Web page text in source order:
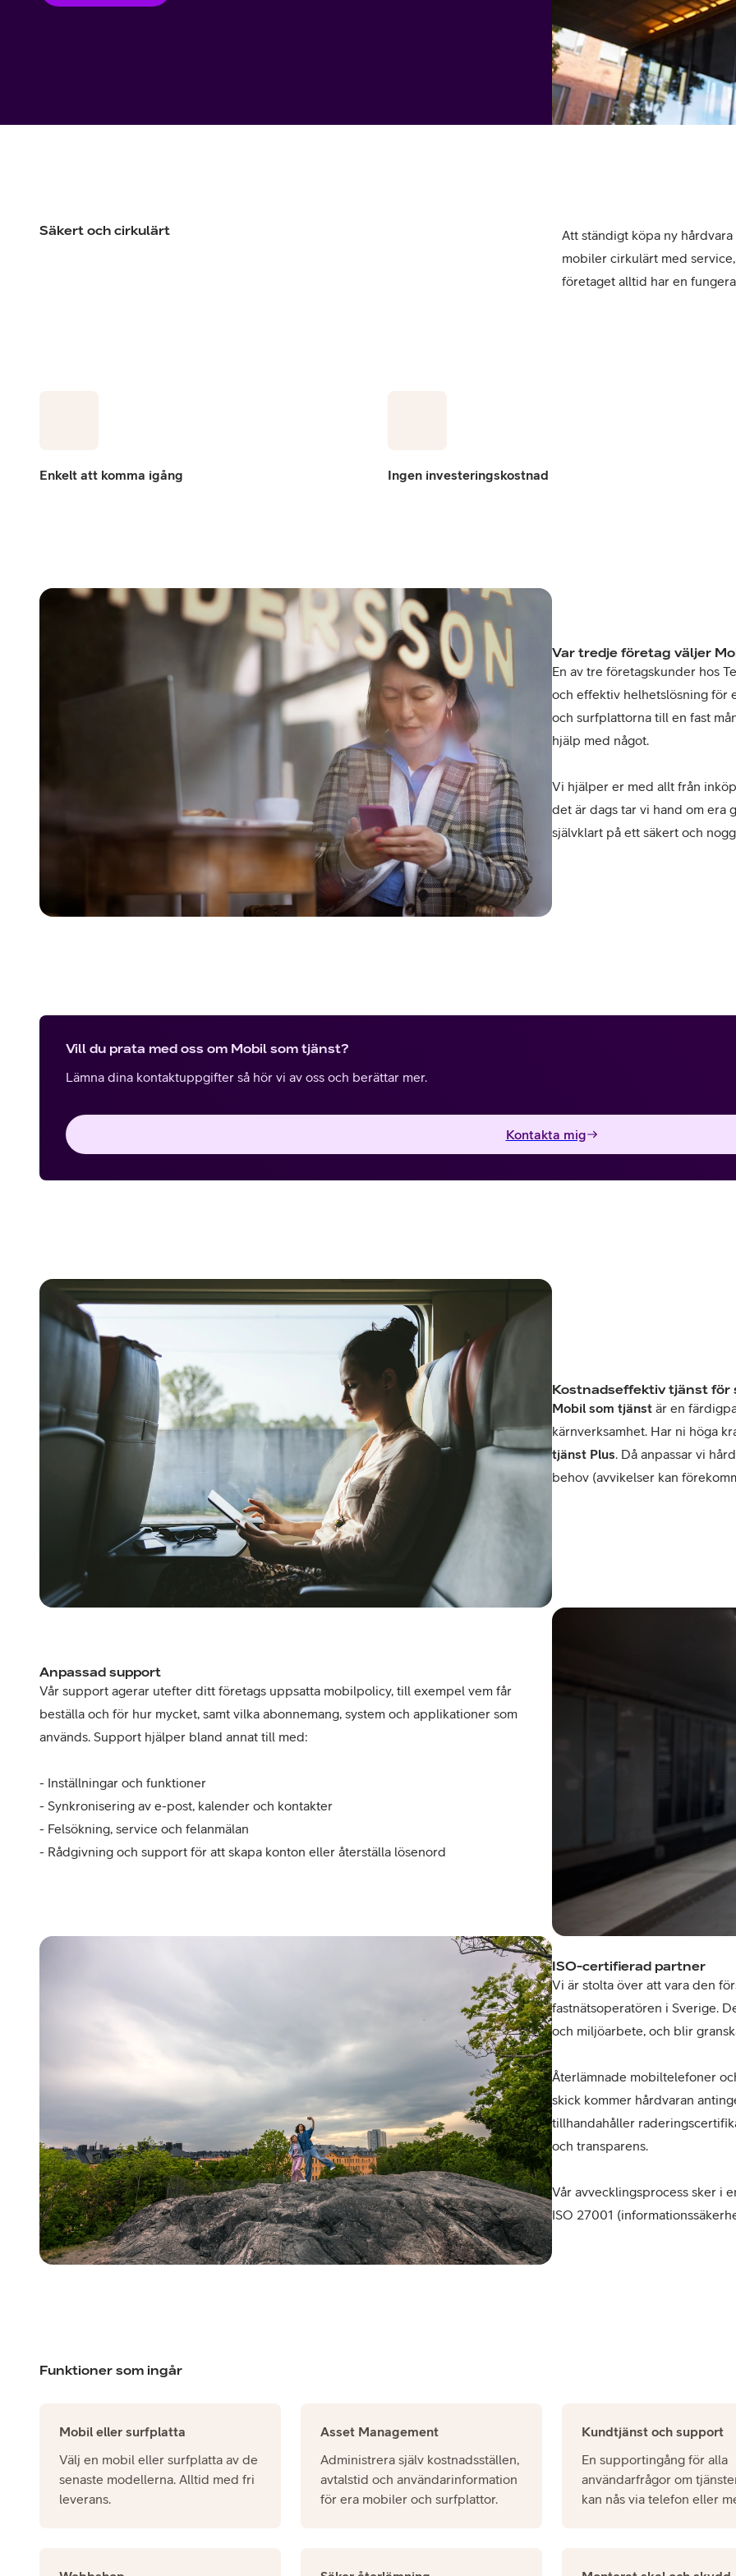
Säkert och cirkulärt
Att ständigt köpa ny
mobiler cirkulärt med
företaget alltid har en
Enkelt att komma igång Ingen investeringskostnad
Var tredje företag väljer
En av tre företagskunder hos
och effektiv helhetslösning för
och surfplattorna till en fast
hjälp med något.
Vi hjälper er med allt från
det är dags tar vi hand om era
självklart på ett säkert och
Vill du prata med oss om Mobil som tjänst?
Lämna dina kontaktuppgifter så hör vi av oss och berättar mer.
Kontakta mig
Kostnadseffektiv tjänst för
Mobil som tjänst är en
kärnverksamhet. Har ni höga
tjänst Plus . Då anpassar vi
behov (avvikelser kan
Anpassad support
Vår support agerar utefter ditt företags uppsatta mobilpolicy, till exempel vem får
beställa och för hur mycket, samt vilka abonnemang, system och applikationer som
används. Support hjälper bland annat till med:
- Inställningar och funktioner
- Synkronisering av e­-post, kalender och kontakter
- Felsökning, service och felanmälan
- Rådgivning och support för att skapa konton eller återställa lösenord
ISO-certifierad partner
Vi är stolta över att vara den
fastnätsoperatören i Sverige.
och miljöarbete, och blir
Återlämnade mobiltelefoner
skick kommer hårdvaran
tillhandahåller
och transparens.
Vår avvecklingsprocess sker i
ISO 27001
Funktioner som ingår
Mobil eller surfplatta
Välj en mobil eller surfplatta av de
senaste modellerna. Alltid med fri
leverans.
Asset Management
Administrera själv kostnadsställen,
avtalstid och användarinformation
för era mobiler och surfplattor.
Kundtjänst och support
En supportingång för alla
användarfrågor om
kan nås via telefon eller